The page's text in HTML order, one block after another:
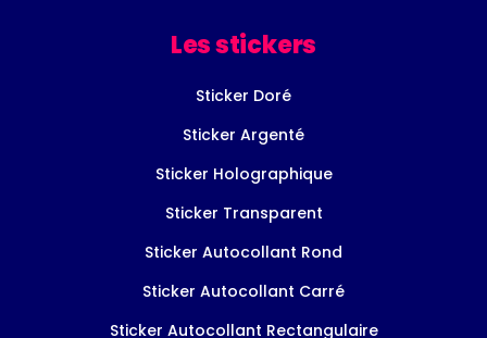
Les stickers
Sticker Doré
Sticker Argenté
Sticker Holographique
Sticker Transparent
Sticker Autocollant Rond
Sticker Autocollant Carré
Sticker Autocollant Rectangulaire